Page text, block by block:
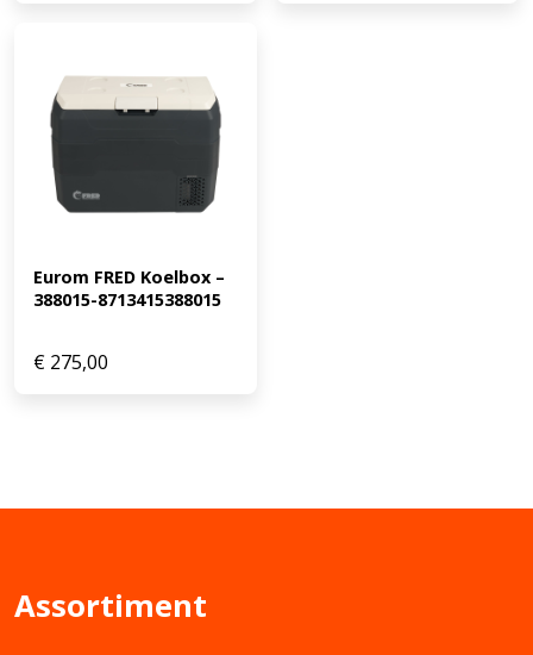
Eurom FRED Koelbox –
388015-8713415388015
€ 275,00
Assortiment